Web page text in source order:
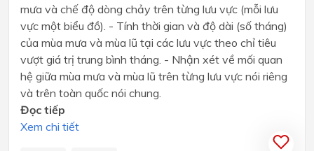
mưa và chế độ dòng chảy trên từng lưu vực (mỗi lưu
vực một biểu đồ). - Tính thời gian và độ dài (số tháng)
của mùa mưa và mùa lũ tại các lưu vực theo chỉ tiêu
vượt giá trị trung bình tháng. - Nhận xét về mối quan
hệ giữa mùa mưa và mùa lũ trên từng lưu vực nói riêng
và trên toàn quốc nói chung.
Đọc tiếp
Xem chi tiết